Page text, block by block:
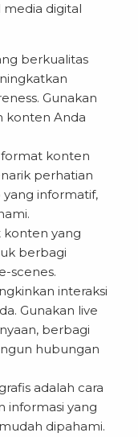
digital
berkualitas
Gunakan
konten Anda
konten
perhatian
informatif,
konten yang
berbagi
scenes.
interaksi
Gunakan live
berbagi
hubungan
adalah cara
informasi yang
dipahami.